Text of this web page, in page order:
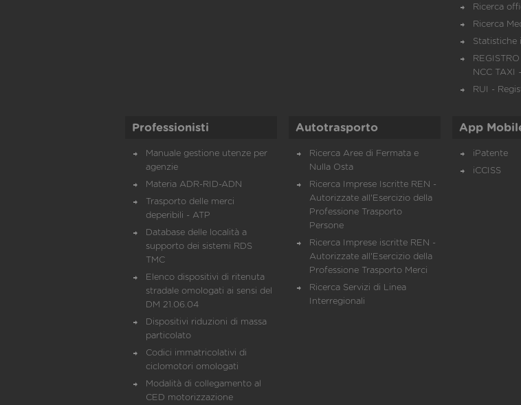
Ricerca
Ricerca
Statistiche
NCC TAXI
RUI -
Professionisti
Manuale gestione utenze per
agenzie
Materia ADR-RID-ADN
Trasporto delle merci
deperibili - ATP
Database delle località a
supporto dei sistemi RDS
TMC
Elenco dispositivi di ritenuta
stradale omologati ai sensi del
DM 21.06.04
Dispositivi riduzioni di massa
particolato
Codici immatricolativi di
ciclomotori omologati
Modalità di collegamento al
CED motorizzazione
Autotrasporto
Ricerca Aree di Fermata e
Nulla Osta
Ricerca Imprese Iscritte REN -
Autorizzate all'Esercizio della
Professione Trasporto
Persone
Ricerca Imprese iscritte REN -
Autorizzate all'Esercizio della
Professione Trasporto Merci
Ricerca Servizi di Linea
Interregionali
App
iPatente
iCCISS